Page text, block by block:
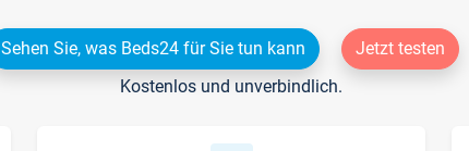
Sehen Sie, was Beds24 für Sie tun kann
Jetzt testen
Kostenlos und unverbindlich.